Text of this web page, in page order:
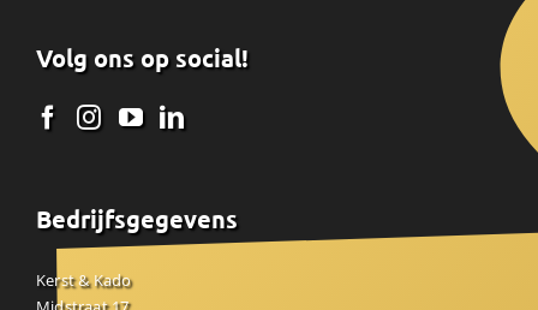
Volg ons op social!
Bedrijfsgegevens
Kerst & Kado